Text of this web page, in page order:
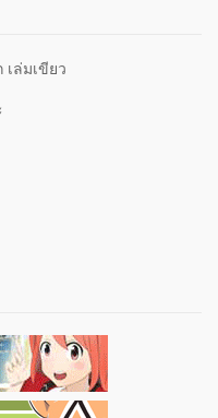
ล่มเขียว